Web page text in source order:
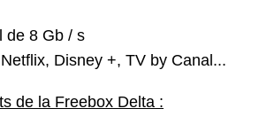
de 8 Gb / s
Disney +, TV by Canal...
de la Freebox Delta :